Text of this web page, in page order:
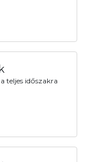
teljes időszakra